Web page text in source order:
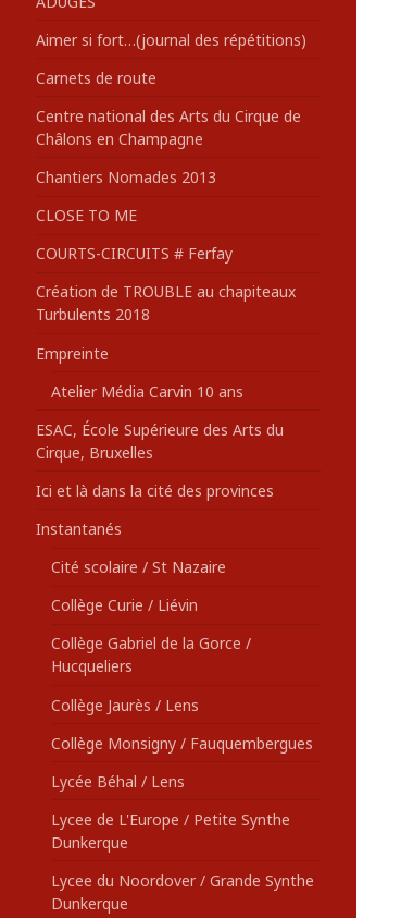
:Aimer si fort…(journal des répétitions)
Carnets de route
Centre national des Arts du Cirque de
Châlons en Champagne
Chantiers Nomades 2013
CLOSE TO ME
COURTS-CIRCUITS # Ferfay
Création de TROUBLE au chapiteaux
Turbulents 2018
Empreinte
Atelier Média Carvin 10 ans
ESAC, École Supérieure des Arts du
Cirque, Bruxelles
Ici et là dans la cité des provinces
Instantanés
Cité scolaire / St Nazaire
Collège Curie / Liévin
Collège Gabriel de la Gorce /
Hucqueliers
Collège Jaurès / Lens
Collège Monsigny / Fauquembergues
Lycée Béhal / Lens
Lycee de L'Europe / Petite Synthe
Dunkerque
Lycee du Noordover / Grande Synthe
Dunkerque